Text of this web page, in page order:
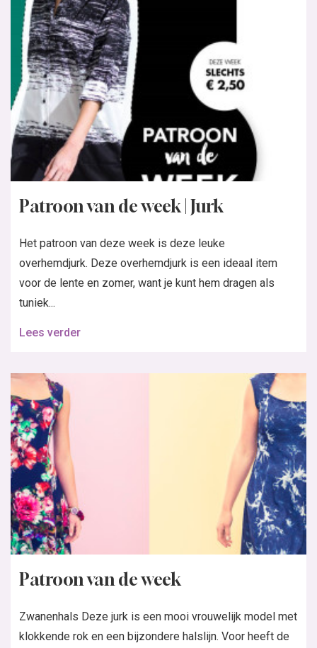
Patroon van de week | Jurk
Het patroon van deze week is deze leuke
overhemdjurk. Deze overhemdjurk is een ideaal item
voor de lente en zomer, want je kunt hem dragen als
tuniek...
Lees verder
Patroon van de week
Zwanenhals Deze jurk is een mooi vrouwelijk model met
klokkende rok en een bijzondere halslijn. Voor heeft de